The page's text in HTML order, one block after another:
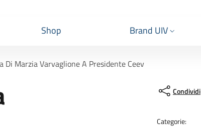
Shop Brand UIV
Di Marzia Varvaglione A Presidente Ceev
Condividi
Categorie: